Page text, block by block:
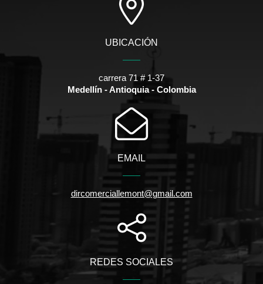
UBICACIÓN
carrera 71 # 1-37
Medellín - Antioquia - Colombia
EMAIL
dircomerciallemont@gmail.com
REDES SOCIALES